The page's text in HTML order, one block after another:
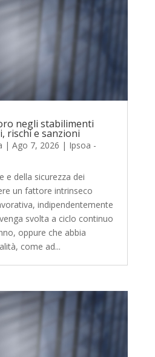
negli stabilimenti
rischi e sanzioni
| Ago 7, 2026 | Ipsoa -
e della sicurezza dei
un fattore intrinseco
indipendentemente
svolta a ciclo continuo
oppure che abbia
come ad...